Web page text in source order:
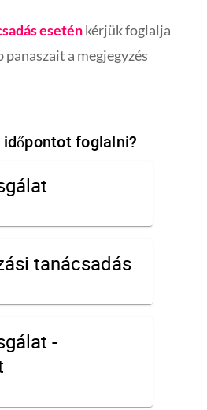
eseténkérjük foglalja
a megjegyzés